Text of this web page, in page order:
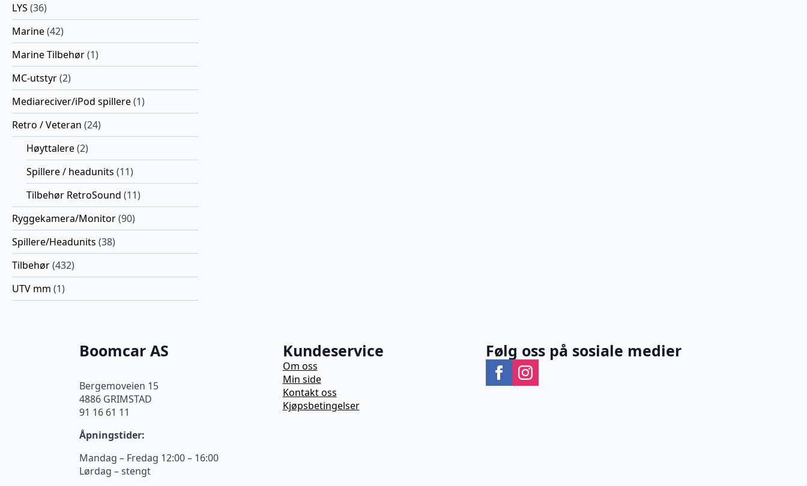
LYS (36)
Marine(42)
Marine Tilbehør(1)
MC-utstyr(2)
Mediareciver/iPod spillere(1)
Retro / Veteran (24)
Høyttalere(2)
Spillere / headunits (11)
Tilbehør RetroSound (11)
Ryggekamera/Monitor(90)
Spillere/Headunits (38)
Tilbehør(432)
UTV mm (1)
Boomcar AS
Bergemoveien 15
4886 GRIMSTAD
91 16 61 11
Åpningstider:
Mandag – Fredag 12:00 – 16:00
Lørdag – stengt
Kundeservice
Om oss
Min side
Kontakt oss
Kjøpsbetingelser
Følg oss på sosiale medier